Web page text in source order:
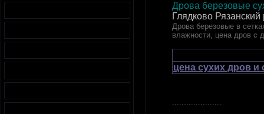
Дрова березовые
Глядково Рязанский
Дрова березовые в
влажности, цена дров с
цена сухих дров и
.....................